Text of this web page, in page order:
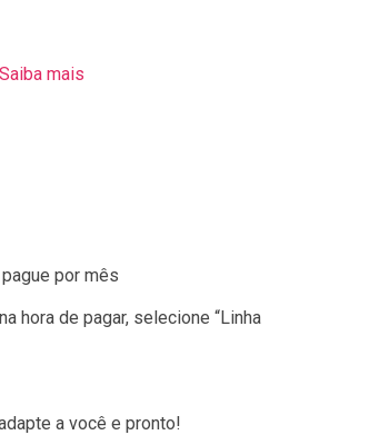
Saiba mais
por mês
hora de pagar, selecione “Linha
a você e pronto!